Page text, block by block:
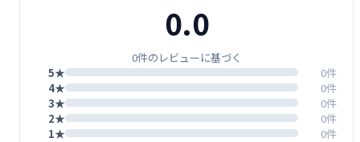
0.0
0件のレビューに基づく
5★
0件
4★
0件
3★
0件
2★
0件
1★
0件